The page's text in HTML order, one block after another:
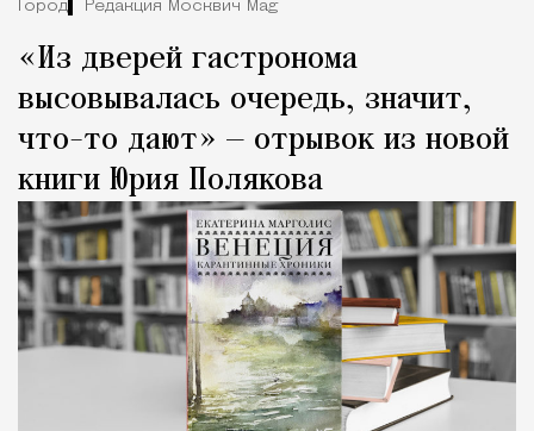
Город Редакция Москвич Mag
«Из дверей гастронома
высовывалась очередь, значит,
что-то дают» — отрывок из новой
книги Юрия Полякова